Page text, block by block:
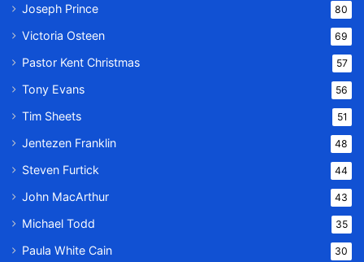
Joseph Prince 80
Victoria Osteen 69
Pastor Kent Christmas 57
Tony Evans 56
Tim Sheets 51
Jentezen Franklin 48
Steven Furtick 44
John MacArthur 43
Michael Todd 35
Paula White Cain 30